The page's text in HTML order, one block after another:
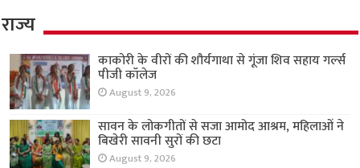
राज्य
काकोरी के वीरों की शौर्यगाथा से गूंजा शिव सहाय गर्ल्स
पीजी कॉलेज
August 9, 2026
सावन के लोकगीतों से सजा आमोद आश्रम, महिलाओं ने
बिखेरी सावनी सुरों की छटा
August 9, 2026